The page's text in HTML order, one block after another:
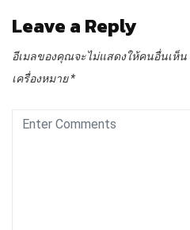
Leave a Reply
อีเมลของคุณจะไม่แสดงให้คนอื่นเห็น
เครื่องหมาย*